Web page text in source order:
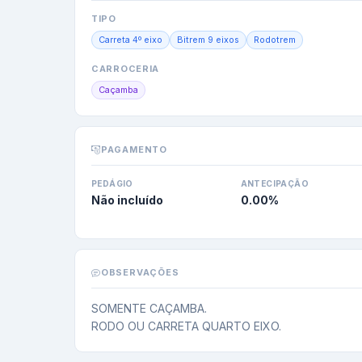
TIPO
Carreta 4º eixo Bitrem 9 eixos Rodotrem
CARROCERIA
Caçamba
PAGAMENTO
PEDÁGIO
Não incluído
ANTECIPAÇÃO
0.00%
OBSERVAÇÕES
SOMENTE CAÇAMBA.
RODO OU CARRETA QUARTO EIXO.